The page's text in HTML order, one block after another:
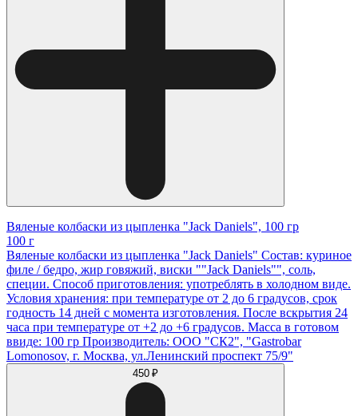
Вяленые колбаски из цыпленка "Jack Daniels", 100 гр
100 г
Вяленые колбаски из цыпленка "Jack Daniels" Состав: куриное
филе / бедро, жир говяжий, виски ""Jack Daniels"", соль,
специи. Способ приготовления: употреблять в холодном виде.
Условия хранения: при температуре от 2 до 6 градусов, срок
годность 14 дней с момента изготовления. После вскрытия 24
часа при температуре от +2 до +6 градусов. Масса в готовом
ввиде: 100 гр Производитель: ООО "СК2", "Gastrobar
Lomonosov, г. Москва, ул.Ленинский проспект 75/9"
450 ₽